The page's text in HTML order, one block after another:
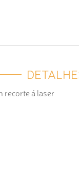
recorte á laser